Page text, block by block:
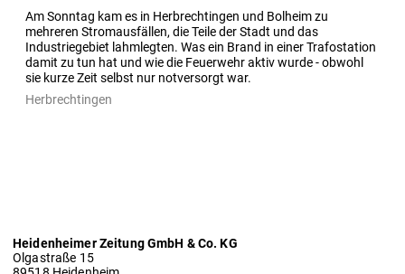
Am Sonntag kam es in Herbrechtingen und Bolheim zu
mehreren Stromausfällen, die Teile der Stadt und das
Industriegebiet lahmlegten. Was ein Brand in einer Trafostation
damit zu tun hat und wie die Feuerwehr aktiv wurde - obwohl
Herbrechtingen
Heidenheimer Zeitung GmbH & Co. KG
Olgastraße 15